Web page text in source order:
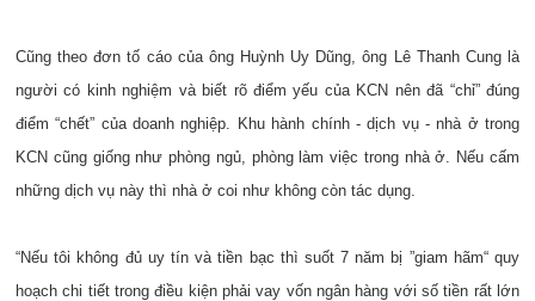
Cũng theo đơn tố cáo của ông Huỳnh Uy Dũng, ông Lê Thanh Cung là
người có kinh nghiệm và biết rõ điểm yếu của KCN nên đã “chỉ” đúng
điểm “chết” của doanh nghiệp. Khu hành chính - dịch vụ - nhà ở trong
KCN cũng giống như phòng ngủ, phòng làm việc trong nhà ở. Nếu cấm
những dịch vụ này thì nhà ở coi như không còn tác dụng.
“Nếu tôi không đủ uy tín và tiền bạc thì suốt 7 năm bị ”giam hãm“ quy
hoạch chi tiết trong điều kiện phải vay vốn ngân hàng với số tiền rất lớn